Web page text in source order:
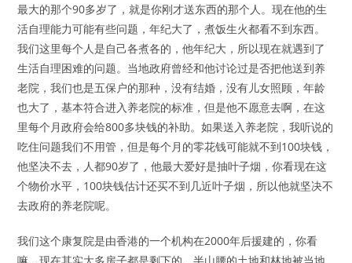
最大的那个90多岁了，就是你刚才送东西的那个人。现在他的生
活自理能力可能有些问题，年纪大了，煮饭生火都看不到东西。
我们这里每个人是自己各煮各的，他年纪大，所以现在就遇到了
生活自理困难的问题。当地政府曾经和他讨论过是否把他送到养
老院，我们也是五保户的那种，没有结婚，没有儿女照顾，年龄
也大了，基本符合进入养老院的标准，但是他不愿意去啊，在这
里每个月政府会给800多块钱的补助。如果送入养老院，我听说的
吃住问题我们不用管，但是每个月的零花钱可能就不到100块钱，
他坚决不去，人都90岁了，他最大爱好是抽叶子烟，你看现在这
个物价水平，100块钱估计还买不到几近叶子烟，所以他就坚决不
去政府的养老院呢。
我们这个康复院是由香港的一个机构在2000年后援建的，你看
嘛，现在其实大多房子都是剩下的。半山腰的土地和林地被当地